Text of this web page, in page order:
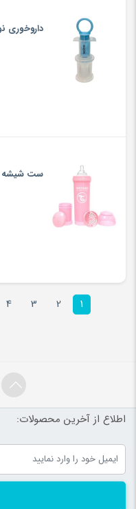
داروخوری
ست شیشه
1
2
3
4
اطلاع از آخرین محصولات: